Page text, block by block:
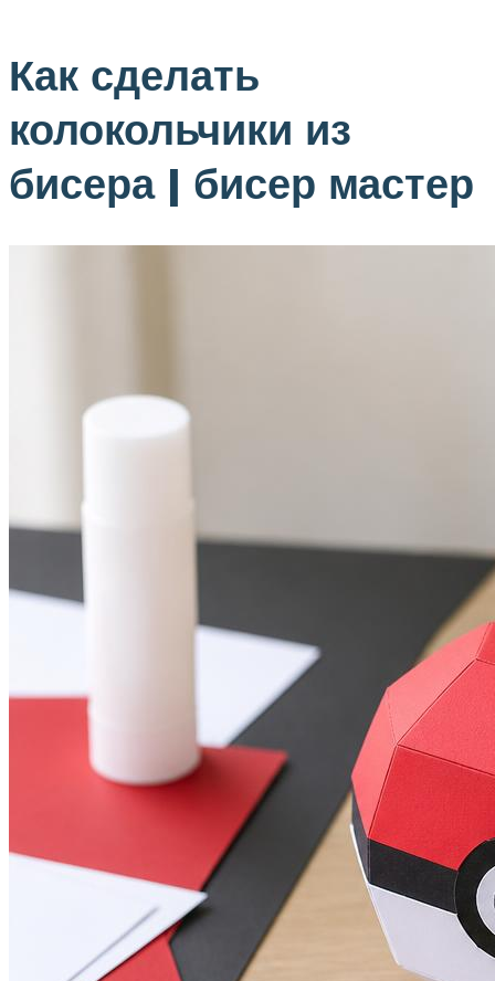
Как сделать
колокольчики из
бисера | бисер мастер